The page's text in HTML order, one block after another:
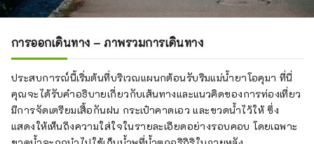
การออกเดินทาง – ภาพรวมการเดินทาง
ประสบการณ์นี้เริ่มต้นที่บริเวณแผนกต้อนรับริมแม่น้ำยาโอคุมา ที่นี่
คุณจะได้รับคำอธิบายเกี่ยวกับเส้นทางและแนวคิดของการท่องเที่ยว
มีการจัดเตรียมเสื้อกันฝน กระเป๋าคาดเอว และขวดน้ำไว้ให้ ซึ่ง
แสดงให้เห็นถึงความใส่ใจในรายละเอียดอย่างรอบคอบ โดยเฉพาะ